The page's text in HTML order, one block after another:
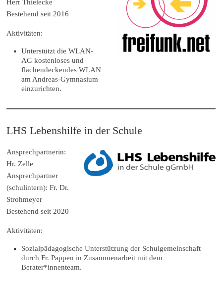
Herr Thielecke
Bestehend seit 2016
Aktivitäten:
Unterstützt die WLAN-
AG kostenloses und
flächendeckendes WLAN
am Andreas-Gymnasium
einzurichten.
LHS Lebenshilfe in der Schule
Ansprechpartnerin:
Hr. Zelle
Ansprechpartner
(schulintern): Fr. Dr.
Strohmeyer
Bestehend seit 2020
Aktivitäten:
Sozialpädagogische Unterstützung der Schulgemeinschaft
durch Fr. Pappen in Zusammenarbeit mit dem
Berater*innenteam.